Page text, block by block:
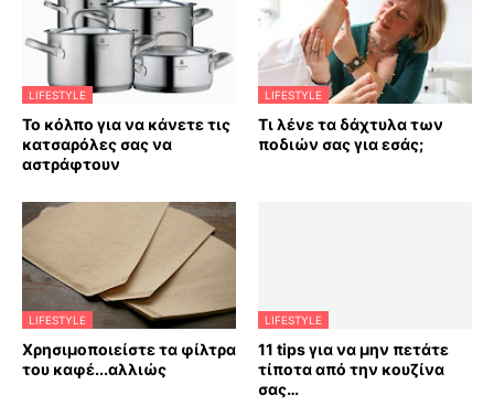
LIFESTYLE
Το κόλπο για να κάνετε τις
κατσαρόλες σας να
αστράφτουν
LIFESTYLE
Τι λένε τα δάχτυλα των
ποδιών σας για εσάς;
LIFESTYLE
Χρησιμοποιείστε τα φίλτρα
του καφέ...αλλιώς
LIFESTYLE
11 tips για να μην πετάτε
τίποτα από την κουζίνα
σας…